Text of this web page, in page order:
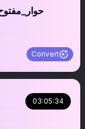
Convert
03:05:34